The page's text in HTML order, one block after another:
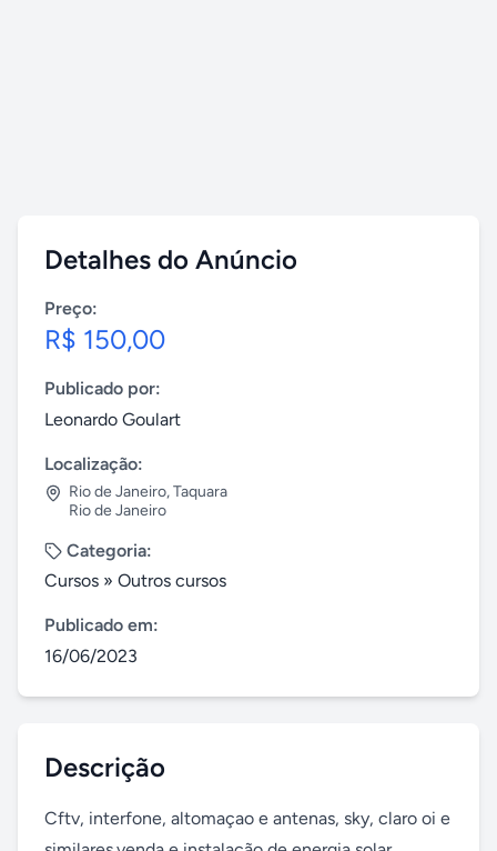
Detalhes do Anúncio
Preço:
R$ 150,00
Publicado por:
Leonardo Goulart
Localização:
Rio de Janeiro,Taquara
Rio de Janeiro
Categoria:
Cursos » Outros cursos
Publicado em:
16/06/2023
Descrição
Cftv, interfone, altomaçao e antenas, sky, claro oi e